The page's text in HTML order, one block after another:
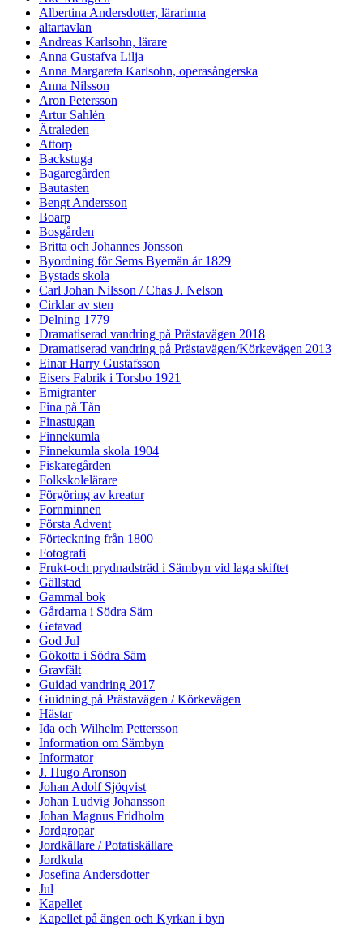
Albertina Andersdotter, lärarinna
altartavlan
Andreas Karlsohn, lärare
Anna Gustafva Lilja
Anna Margareta Karlsohn, operasångerska
Anna Nilsson
Aron Petersson
Artur Sahlén
Ätraleden
Attorp
Backstuga
Bagaregården
Bautasten
Bengt Andersson
Boarp
Bosgården
Britta och Johannes Jönsson
Byordning för Sems Byemän år 1829
Bystads skola
Carl Johan Nilsson / Chas J. Nelson
Cirklar av sten
Delning 1779
Dramatiserad vandring på Prästavägen 2018
Dramatiserad vandring på Prästavägen/Körkevägen 2013
Einar Harry Gustafsson
Eisers Fabrik i Torsbo 1921
Emigranter
Fina på Tån
Finastugan
Finnekumla
Finnekumla skola 1904
Fiskaregården
Folkskolelärare
Förgöring av kreatur
Fornminnen
Första Advent
Förteckning från 1800
Fotografi
Frukt-och prydnadsträd i Sämbyn vid laga skiftet
Gällstad
Gammal bok
Gårdarna i Södra Säm
Getavad
God Jul
Gökotta i Södra Säm
Gravfält
Guidad vandring 2017
Guidning på Prästavägen / Körkevägen
Hästar
Ida och Wilhelm Pettersson
Information om Sämbyn
Informator
J. Hugo Aronson
Johan Adolf Sjöqvist
Johan Ludvig Johansson
Johan Magnus Fridholm
Jordgropar
Jordkällare / Potatiskällare
Jordkula
Josefina Andersdotter
Jul
Kapellet
Kapellet på ängen och Kyrkan i byn